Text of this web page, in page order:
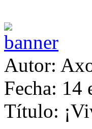
Autor:
Fecha: 14
Título: